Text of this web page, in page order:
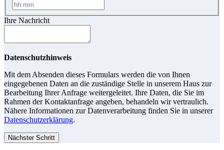
Ihre Nachricht
Datenschutzhinweis
Mit dem Absenden dieses Formulars werden die von Ihnen
eingegebenen Daten an die zuständige Stelle in unserem Haus zur
Bearbeitung Ihrer Anfrage weitergeleitet. Ihre Daten, die Sie im
Rahmen der Kontaktanfrage angeben, behandeln wir vertraulich.
Nähere Informationen zur Datenverarbeitung finden Sie in unserer
Datenschutzerklärung.
Nächster Schritt